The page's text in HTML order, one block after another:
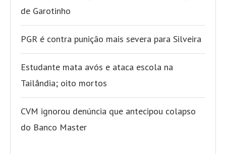
de Garotinho
PGR é contra punição mais severa para Silveira
Estudante mata avós e ataca escola na
Tailândia; oito mortos
CVM ignorou denúncia que antecipou colapso
do Banco Master